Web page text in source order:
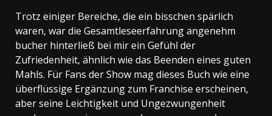
Trotz einiger Bereiche, die ein bisschen spärlich
waren, war die Gesamtleseerfahrung angenehm
bucher hinterließ bei mir ein Gefühl der
Zufriedenheit, ähnlich wie das Beenden eines guten
Mahls. Für Fans der Show mag dieses Buch wie eine
überflüssige Ergänzung zum Franchise erscheinen,
aber seine Leichtigkeit und Ungezwungenheit